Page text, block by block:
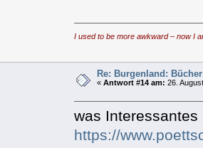
I used to be more awkward – now I
Re: Burgenland:
«Antwort #14 am: 26.
was
https://